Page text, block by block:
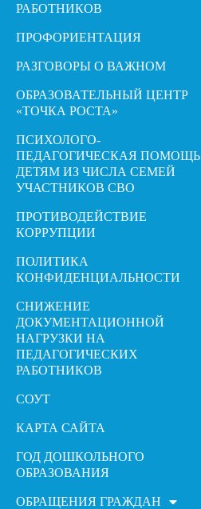
РАБОТНИКОВ
ПРОФОРИЕНТАЦИЯ
РАЗГОВОРЫ О ВАЖНОМ
ОБРАЗОВАТЕЛЬНЫЙ ЦЕНТР
«ТОЧКА РОСТА»
ПСИХОЛОГО-
ПЕДАГОГИЧЕСКАЯ ПОМОЩЬ
ДЕТЯМ ИЗ ЧИСЛА СЕМЕЙ
УЧАСТНИКОВ СВО
ПРОТИВОДЕЙСТВИЕ
КОРРУПЦИИ
ПОЛИТИКА
КОНФИДЕНЦИАЛЬНОСТИ
СНИЖЕНИЕ
ДОКУМЕНТАЦИОННОЙ
НАГРУЗКИ НА
ПЕДАГОГИЧЕСКИХ
РАБОТНИКОВ
СОУТ
КАРТА САЙТА
ГОД ДОШКОЛЬНОГО
ОБРАЗОВАНИЯ
ОБРАЩЕНИЯ ГРАЖДАН